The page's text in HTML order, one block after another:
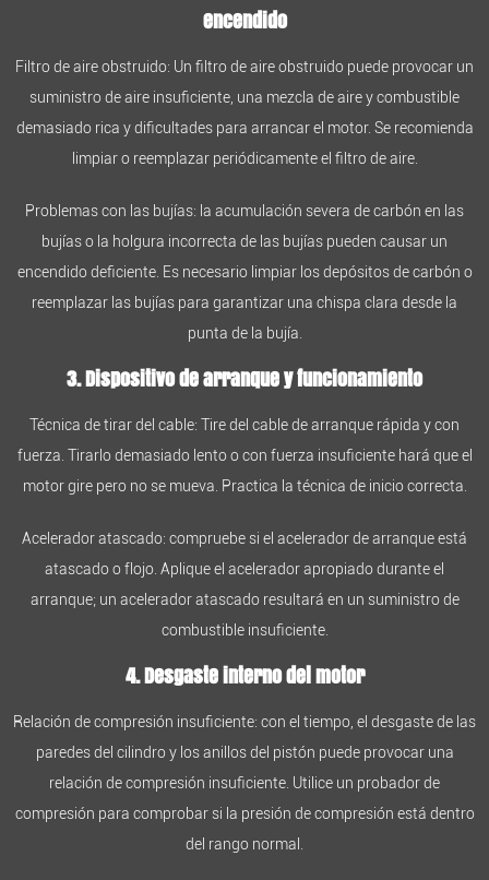
encendido
Filtro de aire obstruido: Un filtro de aire obstruido puede provocar un
suministro de aire insuficiente, una mezcla de aire y combustible
demasiado rica y dificultades para arrancar el motor. Se recomienda
limpiar o reemplazar periódicamente el filtro de aire.
Problemas con las bujías: la acumulación severa de carbón en las
bujías o la holgura incorrecta de las bujías pueden causar un
encendido deficiente. Es necesario limpiar los depósitos de carbón o
reemplazar las bujías para garantizar una chispa clara desde la
punta de la bujía.
3. Dispositivo de arranque y funcionamiento
Técnica de tirar del cable: Tire del cable de arranque rápida y con
fuerza. Tirarlo demasiado lento o con fuerza insuficiente hará que el
motor gire pero no se mueva. Practica la técnica de inicio correcta.
Acelerador atascado: compruebe si el acelerador de arranque está
atascado o flojo. Aplique el acelerador apropiado durante el
arranque; un acelerador atascado resultará en un suministro de
combustible insuficiente.
4. Desgaste interno del motor
Relación de compresión insuficiente: con el tiempo, el desgaste de las
paredes del cilindro y los anillos del pistón puede provocar una
relación de compresión insuficiente. Utilice un probador de
compresión para comprobar si la presión de compresión está dentro
del rango normal.